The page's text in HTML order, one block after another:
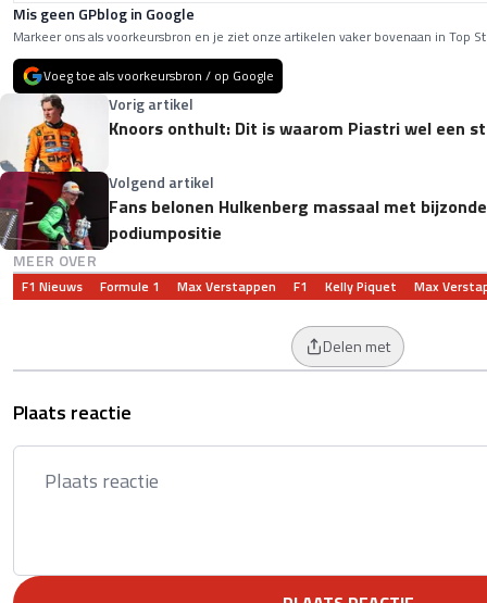
Mis geen GPblog in Google
Markeer ons als voorkeursbron en je ziet onze artikelen vaker bovenaan in Top
Voeg toe als voorkeursbron / op Google
Vorig artikel
Knoors onthult: Dit is waarom Piastri wel een
Volgend artikel
Fans belonen Hulkenberg massaal met
podiumpositie
MEER OVER
F1 Nieuws Formule 1 Max Verstappen F1 Kelly Piquet Max
Delen met
Plaats reactie